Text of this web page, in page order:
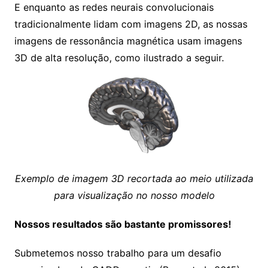
E enquanto as redes neurais convolucionais
tradicionalmente lidam com imagens 2D, as nossas
imagens de ressonância magnética usam imagens
3D de alta resolução, como ilustrado a seguir.
Exemplo de imagem 3D recortada ao meio utilizada
para visualização no nosso modelo
Nossos resultados são bastante promissores!
Submetemos nosso trabalho para um desafio